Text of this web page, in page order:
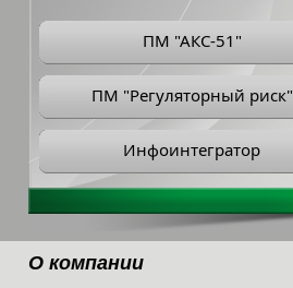
ПМ "АКС-51"
ПМ "Регуляторный риск"
Инфоинтегратор
О компании